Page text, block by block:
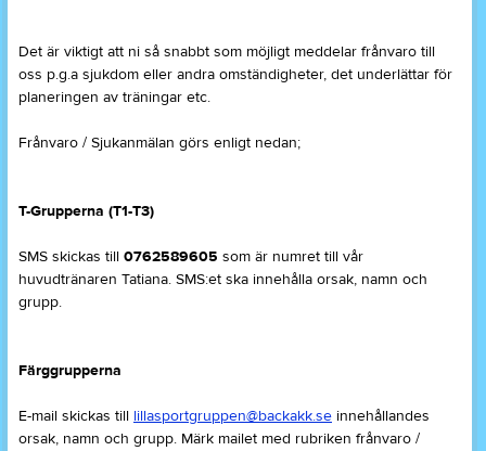
Det är viktigt att ni så snabbt som möjligt meddelar frånvaro till
oss p.g.a sjukdom eller andra omständigheter, det underlättar för
planeringen av träningar etc.
Frånvaro / Sjukanmälan görs enligt nedan;
T-Grupperna (T1-T3)
SMS skickas till 0762589605 som är numret till vår
huvudtränaren Tatiana. SMS:et ska innehålla orsak, namn och
grupp.
Färggrupperna
E-mail skickas till lillasportgruppen@backakk.se innehållandes
orsak, namn och grupp. Märk mailet med rubriken frånvaro /